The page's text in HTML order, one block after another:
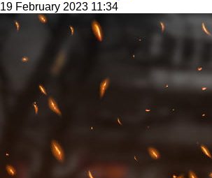
19 February 2023 11:34